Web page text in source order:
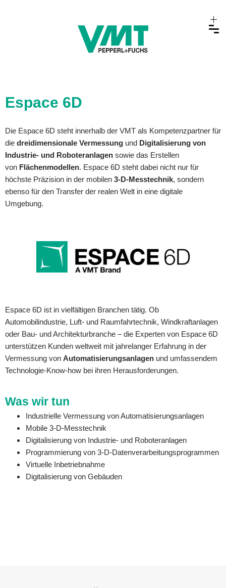
Espace 6D
Die Espace 6D steht innerhalb der VMT als Kompetenzpartner für
die dreidimensionale Vermessung und Digitalisierung von
Industrie- und Roboteranlagen sowie das Erstellen
von Flächenmodellen. Espace 6D steht dabei nicht nur für
höchste Präzision in der mobilen 3-D-Messtechnik, sondern
ebenso für den Transfer der realen Welt in eine digitale
Umgebung.
Espace 6D ist in vielfältigen Branchen tätig. Ob
Automobilindustrie, Luft- und Raumfahrtechnik, Windkraftanlagen
oder Bau- und Architekturbranche – die Experten von Espace 6D
unterstützen Kunden weltweit mit jahrelanger Erfahrung in der
Vermessung von Automatisierungsanlagen und umfassendem
Technologie-Know-how bei ihren Herausforderungen.
Was wir tun
Industrielle Vermessung von Automatisierungsanlagen
Mobile 3-D-Messtechnik
Digitalisierung von Industrie- und Roboteranlagen
Programmierung von 3-D-Datenverarbeitungsprogrammen
Virtuelle Inbetriebnahme
Digitalisierung von Gebäuden